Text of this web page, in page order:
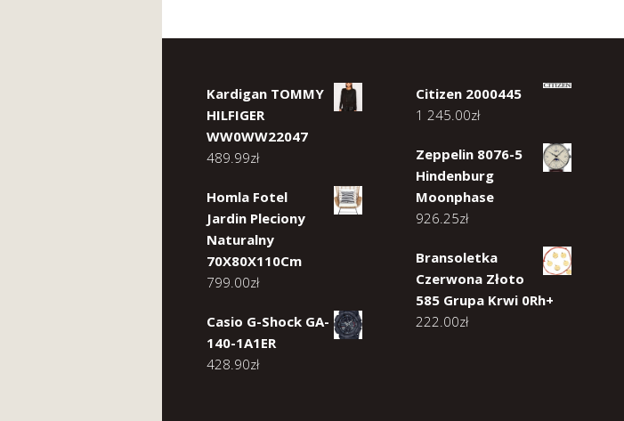
Kardigan TOMMY
HILFIGER
WW0WW22047
489.99zł
Homla Fotel
Jardin Pleciony
Naturalny
70X80X110Cm
799.00zł
Casio G-Shock GA-
140-1A1ER
428.90zł
Citizen 2000445
1 245.00zł
Zeppelin 8076-5
Hindenburg
Moonphase
926.25zł
Bransoletka
Czerwona Złoto
585 Grupa Krwi 0Rh+
222.00zł